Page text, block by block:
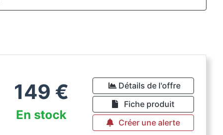
149 €
En stock
Détails de l'offre
Fiche produit
Créer une alerte